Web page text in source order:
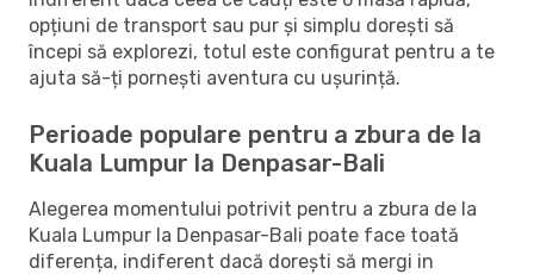
opțiuni de transport sau pur și simplu dorești să
începi să explorezi, totul este configurat pentru a te
ajuta să-ți pornești aventura cu ușurință.
Perioade populare pentru a zbura de la
Kuala Lumpur la Denpasar-Bali
Alegerea momentului potrivit pentru a zbura de la
Kuala Lumpur la Denpasar-Bali poate face toată
diferența, indiferent dacă dorești să mergi in